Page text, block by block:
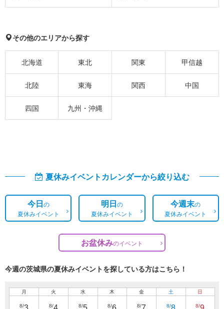
その他のエリアから探す
北海道 東北 関東 甲信越
北陸 東海 関西 中国
四国 九州・沖縄
夏休みイベントカレンダーから絞り込む
今日の
夏休みイベント
明日の
夏休みイベント
今週末の
夏休みイベント
お盆休みのイベント
今週の茨城県の夏休みイベントを探している方はこちら！
月
8/
火
8/
水
8/
木
8/
金
8/
土
8/
日
8/